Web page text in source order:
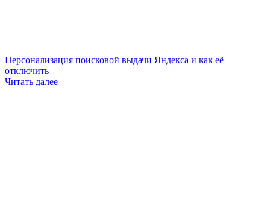
Персонализация поисковой выдачи Яндекса и как её
отключить
Читать далее